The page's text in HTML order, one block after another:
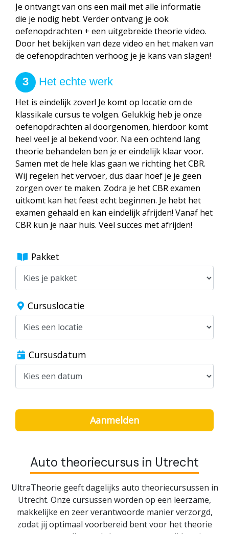
Je ontvangt van ons een mail met alle informatie
die je nodig hebt. Verder ontvang je ook
oefenopdrachten + een uitgebreide theorie video.
Door het bekijken van deze video en het maken van
de oefenopdrachten verhoog je je kans van slagen!
3 Het echte werk
Het is eindelijk zover! Je komt op locatie om de
klassikale cursus te volgen. Gelukkig heb je onze
oefenopdrachten al doorgenomen, hierdoor komt
heel veel je al bekend voor. Na een ochtend lang
theorie behandelen ben je er eindelijk klaar voor.
Samen met de hele klas gaan we richting het CBR.
Wij regelen het vervoer, dus daar hoef je je geen
zorgen over te maken. Zodra je het CBR examen
uitkomt kan het feest echt beginnen. Je hebt het
examen gehaald en kan eindelijk afrijden! Vanaf het
CBR kun je naar huis. Veel succes met afrijden!
Pakket
Cursuslocatie
Cursusdatum
Aanmelden
Auto theoriecursus in Utrecht
UltraTheorie geeft dagelijks auto theoriecursussen in
Utrecht. Onze cursussen worden op een leerzame,
makkelijke en zeer verantwoorde manier verzorgd,
zodat jij optimaal voorbereid bent voor het theorie